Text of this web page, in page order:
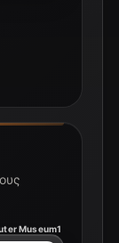
Museum1